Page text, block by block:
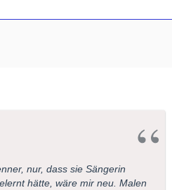
nur, dass sie Sängerin
hätte, wäre mir neu. Malen